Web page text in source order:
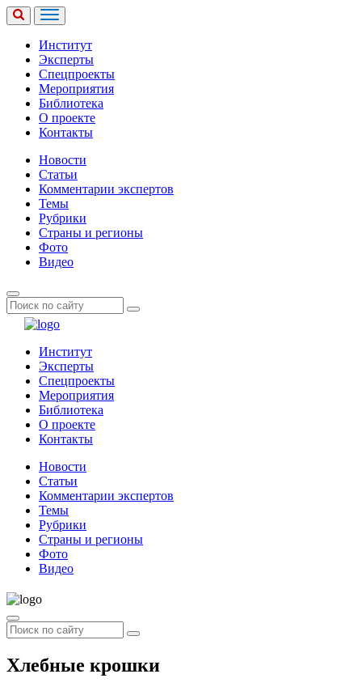
Институт
Эксперты
Спецпроекты
Мероприятия
Библиотека
О проекте
Контакты
Новости
Статьи
Комментарии экспертов
Темы
Рубрики
Страны и регионы
Фото
Видео
Институт
Эксперты
Спецпроекты
Мероприятия
Библиотека
О проекте
Контакты
Новости
Статьи
Комментарии экспертов
Темы
Рубрики
Страны и регионы
Фото
Видео
Хлебные крошки